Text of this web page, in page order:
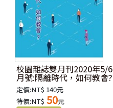
校園雜誌雙月刊2020年5/6
月號:隔離時代，如何教會?
定價:NT$ 140元
特價:NT$ 50元